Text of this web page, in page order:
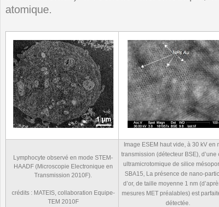
atomique.
Lymphocyte observé en mode STEM-
HAADF (Microscopie Electronique en
Transmission 2010F).
crédits : MATEIS, collaboration Equipe-
TEM 2010F
Image ESEM haut vide, à 30 kV en
transmission (détecteur BSE), d’une
ultramicrotomique de silice
SBA15, La présence de nano-
d’or, de taille moyenne 1 nm
mesures MET préalables) est
détectée.